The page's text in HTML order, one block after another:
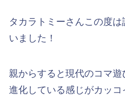
タカラトミーさんこの度
いました！
親からすると現代のコマ遊
進化している感じがカッコ